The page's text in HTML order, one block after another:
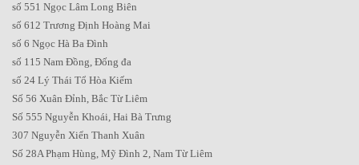
số 551 Ngọc Lâm Long Biên
số 612 Trương Định Hoàng Mai
số 6 Ngọc Hà Ba Đình
số 115 Nam Đồng, Đống đa
số 24 Lý Thái Tổ Hòa Kiếm
Số 56 Xuân Đỉnh, Bắc Từ Liêm
Số 555 Nguyễn Khoái, Hai Bà Trưng
307 Nguyễn Xiển Thanh Xuân
Số 28A Phạm Hùng, Mỹ Đình 2, Nam Từ Liêm